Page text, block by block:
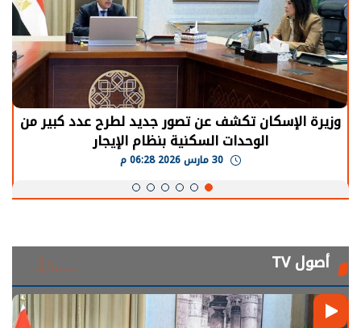
وزيرة الإسكان تكشف عن تصور جديد لطرح عدد كبير من
الوحدات السكنية بنظام الإيجار
أصول TV